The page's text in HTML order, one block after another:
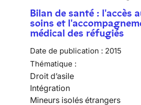
Bilan de santé : l'accès
soins et
médical des réfugiés
Date de publication : 2015
Thématique :
Droit d’asile
Intégration
Mineurs isolés étrangers